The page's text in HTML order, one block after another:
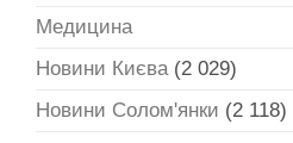
Медицина
Новини Києва(2 029)
Новини Солом'янки (2 118)